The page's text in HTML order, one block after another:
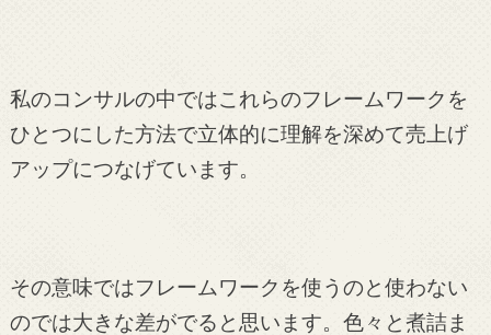
私のコンサルの中ではこれらのフレームワークを
ひとつにした方法で立体的に理解を深めて売上げ
アップにつなげています。
その意味ではフレームワークを使うのと使わない
のでは大きな差がでると思います。 色々と煮詰ま